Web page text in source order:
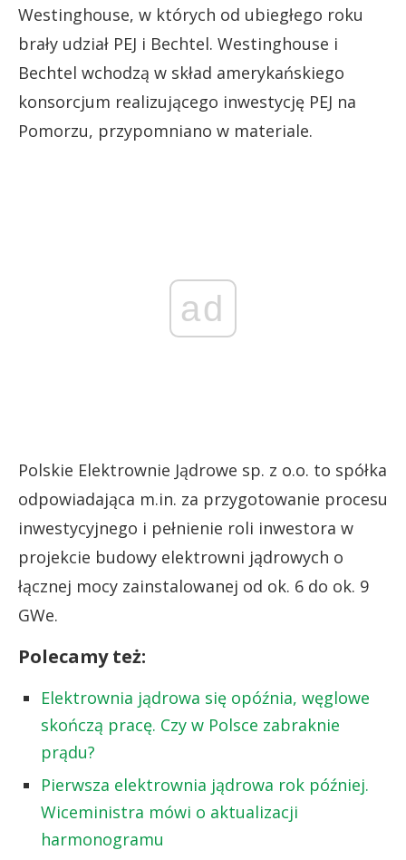
Westinghouse, w których od ubiegłego roku
brały udział PEJ i Bechtel. Westinghouse i
Bechtel wchodzą w skład amerykańskiego
konsorcjum realizującego inwestycję PEJ na
Pomorzu, przypomniano w materiale.
ad
Polskie Elektrownie Jądrowe sp. z o.o. to spółka
odpowiadająca m.in. za przygotowanie procesu
inwestycyjnego i pełnienie roli inwestora w
projekcie budowy elektrowni jądrowych o
łącznej mocy zainstalowanej od ok. 6 do ok. 9
GWe.
Polecamy też:
Elektrownia jądrowa się opóźnia, węglowe
skończą pracę. Czy w Polsce zabraknie
prądu?
Pierwsza elektrownia jądrowa rok później.
Wiceministra mówi o aktualizacji
harmonogramu